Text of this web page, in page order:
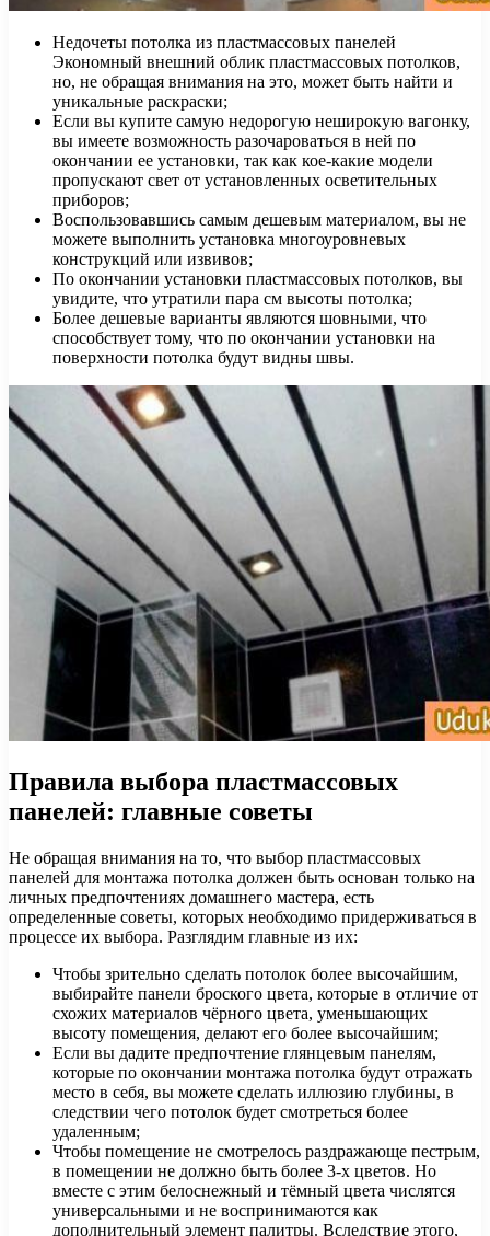
Недочеты потолка из пластмассовых панелей
Экономный внешний облик пластмассовых потолков,
но, не обращая внимания на это, может быть найти и
уникальные раскраски;
Если вы купите самую недорогую неширокую вагонку,
вы имеете возможность разочароваться в ней по
окончании ее установки, так как кое-какие модели
пропускают свет от установленных осветительных
приборов;
Воспользовавшись самым дешевым материалом, вы не
можете выполнить установка многоуровневых
конструкций или извивов;
По окончании установки пластмассовых потолков, вы
увидите, что утратили пара см высоты потолка;
Более дешевые варианты являются шовными, что
способствует тому, что по окончании установки на
поверхности потолка будут видны швы.
Правила выбора пластмассовых
панелей: главные советы
Не обращая внимания на то, что выбор пластмассовых
панелей для монтажа потолка должен быть основан только на
личных предпочтениях домашнего мастера, есть
определенные советы, которых необходимо придерживаться в
процессе их выбора. Разглядим главные из их:
Чтобы зрительно сделать потолок более высочайшим,
выбирайте панели броского цвета, которые в отличие от
схожих материалов чёрного цвета, уменьшающих
высоту помещения, делают его более высочайшим;
Если вы дадите предпочтение глянцевым панелям,
которые по окончании монтажа потолка будут отражать
место в себя, вы можете сделать иллюзию глубины, в
следствии чего потолок будет смотреться более
удаленным;
Чтобы помещение не смотрелось раздражающе пестрым,
в помещении не должно быть более 3-х цветов. Но
вместе с этим белоснежный и тёмный цвета числятся
универсальными и не воспринимаются как
дополнительный элемент палитры. Вследствие этого,